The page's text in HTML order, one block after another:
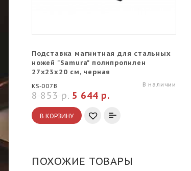
Подставка магнитная для стальных
ножей "Samura" полипропилен
27х23х20 см, черная
KS-007B В наличии
5 644 р.
8 853 р.
В КОРЗИНУ
ПОХОЖИЕ ТОВАРЫ